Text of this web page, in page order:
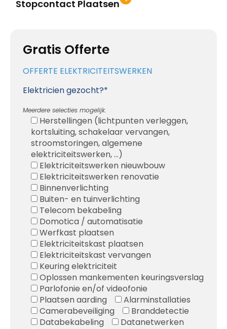
Gratis Offerte
OFFERTE ELEKTRICITEITSWERKEN
Elektricien gezocht?*
Meerdere selecties mogelijk.
Herstellingen (lichtpunten verleggen,
kortsluiting, schakelaar vervangen,
stroomstoringen, algemene
elektriciteitswerken, ...)
Elektriciteitswerken nieuwbouw
Elektriciteitswerken renovatie
Binnenverlichting
Buiten- en tuinverlichting
Telecom bekabeling
Domotica / automatisatie
Werfkast plaatsen
Elektriciteitskast plaatsen
Elektriciteitskast vervangen
Keuring elektriciteit
Oplossen mankementen keuringsverslag
Parlofonie en/of videofonie
Plaatsen aarding
Alarminstallaties
Camerabeveiliging
Branddetectie
Databekabeling
Datanetwerken
Stopcontact Plaatsen